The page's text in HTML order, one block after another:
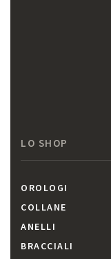
LO SHOP
OROLOGI
COLLANE
ANELLI
BRACCIALI